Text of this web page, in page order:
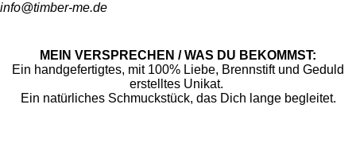
info@timber-me.de
MEIN VERSPRECHEN / WAS DU BEKOMMST:
Ein handgefertigtes, mit 100% Liebe, Brennstift und Geduld
erstelltes Unikat.
Ein natürliches Schmuckstück, das Dich lange begleitet.